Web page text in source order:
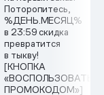
Поторопитесь,
%ДЕНЬ.МЕСЯЦ%
в 23:59 скидка
превратится
в тыкву!
[КНОПКА
ПРОМОКОДОМ»]